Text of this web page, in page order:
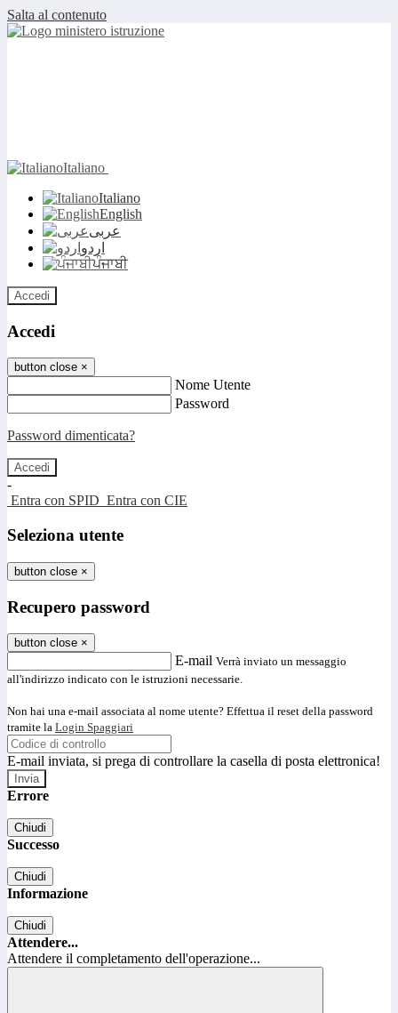
Salta al contenuto
Italiano
Italiano
English
عربى
اردو
ਪੰਜਾਬੀ
Accedi
Accedi
button close ×
Nome Utente
Password
Password dimenticata?
-
Entra con SPID Entra con CIE
Seleziona utente
button close ×
Recupero password
button close ×
E-mail Verrà inviato un messaggio
all'indirizzo indicato con le istruzioni necessarie.
Non hai una e-mail associata al nome utente? Effettua il reset della password
tramite la Login Spaggiari
E-mail inviata, si prega di controllare la casella di posta elettronica!
Errore
Chiudi
Successo
Chiudi
Informazione
Chiudi
Attendere...
Attendere il completamento dell'operazione...